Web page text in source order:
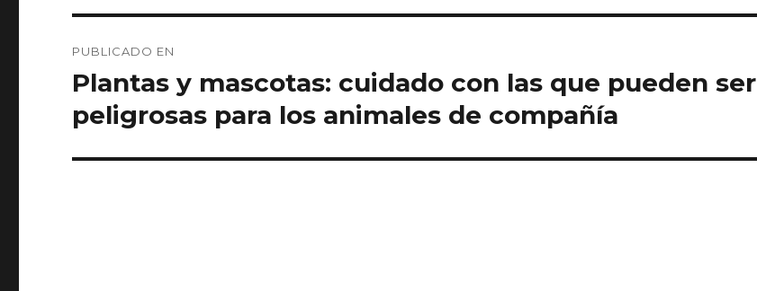
de
entradas
PUBLICADO EN
Plantas y mascotas: cuidado con las que pueden ser
peligrosas para los animales de compañía